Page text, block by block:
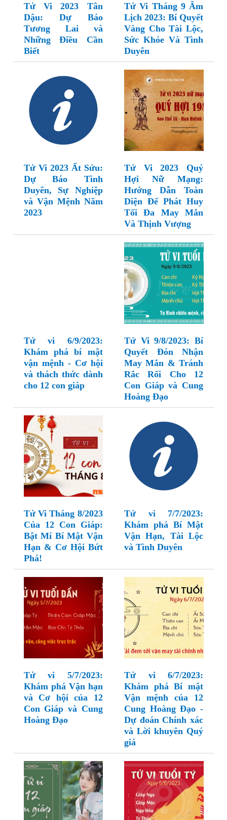
Tử Vi 2023 Tân
Dậu: Dự Báo
Tương Lai và
Những Điều Cần
Biết
Tử Vi Tháng 9 Âm
Lịch 2023: Bí Quyết
Vàng Cho Tài Lộc,
Sức Khỏe Và Tình
Duyên
Tử Vi 2023 Ất Sửu:
Dự Báo Tình
Duyên, Sự Nghiệp
và Vận Mệnh Năm
2023
Tử Vi 2023 Quý
Hợi Nữ Mạng:
Hướng Dẫn Toàn
Diện Để Phát Huy
Tối Đa May Mắn
Và Thịnh Vượng
Tử vi 6/9/2023:
Khám phá bí mật
vận mệnh - Cơ hội
và thách thức dành
cho 12 con giáp
Tử Vi 9/8/2023: Bí
Quyết Đón Nhận
May Mắn & Tránh
Rắc Rối Cho 12
Con Giáp và Cung
Hoàng Đạo
Tử Vi Tháng 8/2023
Của 12 Con Giáp:
Bật Mí Bí Mật Vận
Hạn & Cơ Hội Bứt
Phá!
Tử vi 7/7/2023:
Khám phá Bí Mật
Vận Hạn, Tài Lộc
và Tình Duyên
Tử vi 5/7/2023:
Khám phá Vận hạn
và Cơ hội của 12
Con Giáp và Cung
Hoàng Đạo
Tử vi 6/7/2023:
Khám phá Bí mật
Vận mệnh của 12
Cung Hoàng Đạo -
Dự đoán Chính xác
và Lời khuyên Quý
giá